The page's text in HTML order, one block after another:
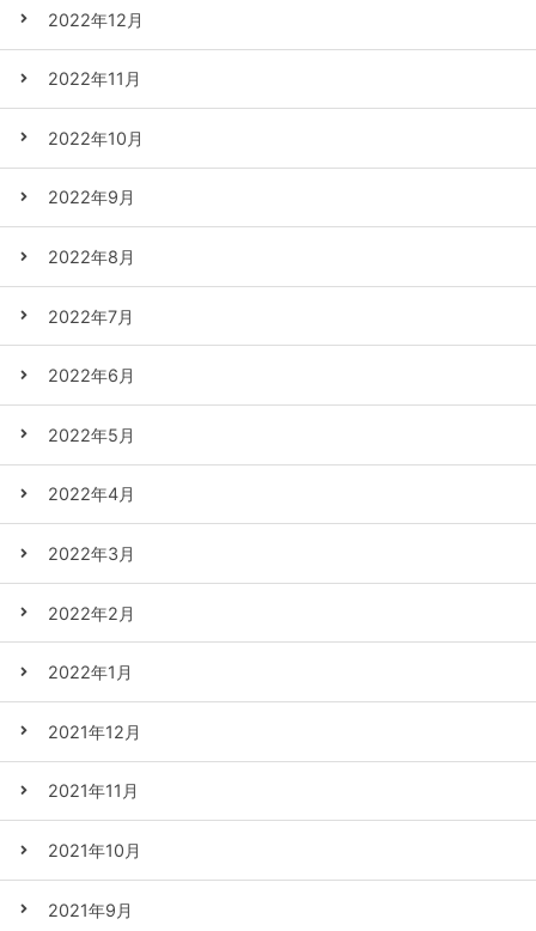
2022年12月
2022年11月
2022年10月
2022年9月
2022年8月
2022年7月
2022年6月
2022年5月
2022年4月
2022年3月
2022年2月
2022年1月
2021年12月
2021年11月
2021年10月
2021年9月